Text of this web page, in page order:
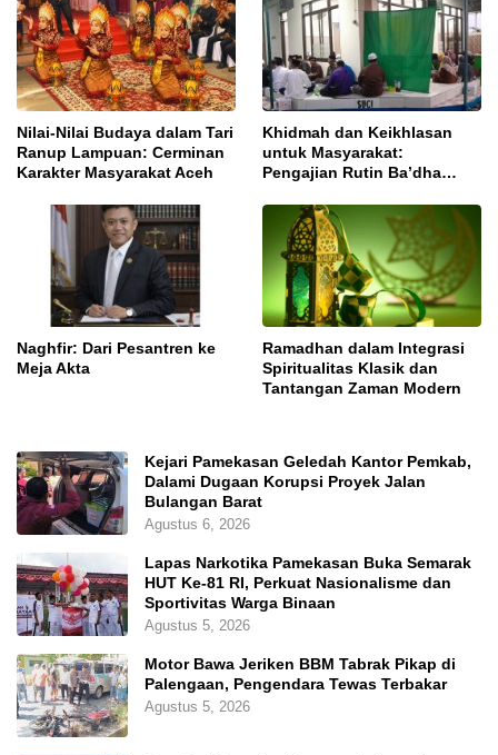
Nilai-Nilai Budaya dalam Tari
Ranup Lampuan: Cerminan
Karakter Masyarakat Aceh
Khidmah dan Keikhlasan
untuk Masyarakat:
Pengajian Rutin Ba’dha
Naghfir: Dari Pesantren ke
Meja Akta
Ramadhan dalam Integrasi
Spiritualitas Klasik dan
Tantangan Zaman Modern
Kejari Pamekasan Geledah Kantor Pemkab,
Dalami Dugaan Korupsi Proyek Jalan
Bulangan Barat
Agustus 6, 2026
Lapas Narkotika Pamekasan Buka Semarak
HUT Ke-81 RI, Perkuat Nasionalisme dan
Sportivitas Warga Binaan
Agustus 5, 2026
Motor Bawa Jeriken BBM Tabrak Pikap di
Palengaan, Pengendara Tewas Terbakar
Agustus 5, 2026